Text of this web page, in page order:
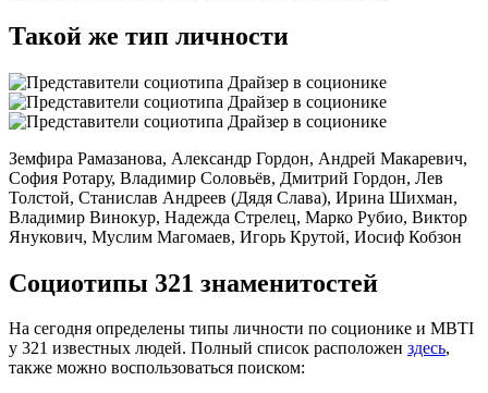
Такой же тип личности
Земфира Рамазанова, Александр Гордон, Андрей Макаревич,
София Ротару, Владимир Соловьёв, Дмитрий Гордон, Лев
Толстой, Станислав Андреев (Дядя Слава), Ирина Шихман,
Владимир Винокур, Надежда Стрелец, Марко Рубио, Виктор
Янукович, Муслим Магомаев, Игорь Крутой, Иосиф Кобзон
Социотипы 321 знаменитостей
На сегодня определены типы личности по соционике и MBTI
у 321 известных людей. Полный список расположен здесь,
также можно воспользоваться поиском: